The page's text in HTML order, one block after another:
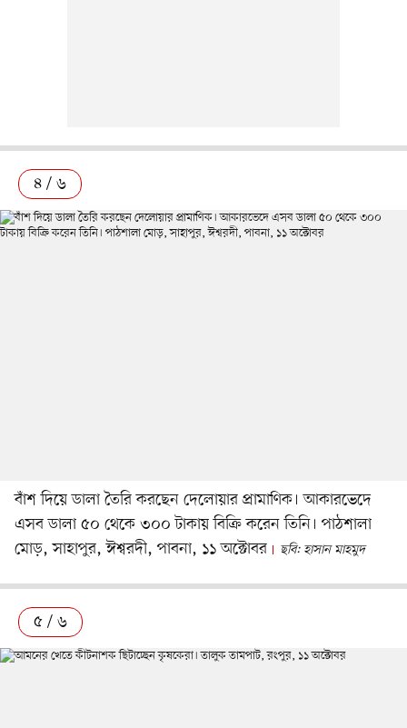
৪ / ৬
বাঁশ দিয়ে ডালা তৈরি করছেন দেলোয়ার প্রামাণিক। আকারভেদে
এসব ডালা ৫০ থেকে ৩০০ টাকায় বিক্রি করেন তিনি। পাঠশালা
মোড়, সাহাপুর, ঈশ্বরদী, পাবনা, ১১ অক্টোবর
ছবি: হাসান মাহমুদ
৫ / ৬